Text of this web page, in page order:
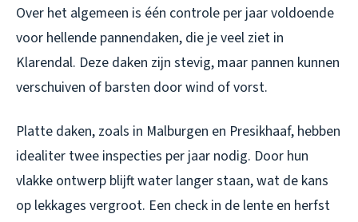
Over het algemeen is één controle per jaar voldoende
voor hellende pannendaken, die je veel ziet in
Klarendal. Deze daken zijn stevig, maar pannen kunnen
verschuiven of barsten door wind of vorst.
Platte daken, zoals in Malburgen en Presikhaaf, hebben
idealiter twee inspecties per jaar nodig. Door hun
vlakke ontwerp blijft water langer staan, wat de kans
op lekkages vergroot. Een check in de lente en herfst